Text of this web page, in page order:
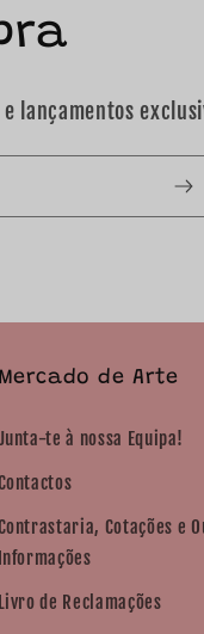
lançamentos
Mercado de Arte
te à nossa Equipa!
Cotações e
Informações
Livro de Reclamações